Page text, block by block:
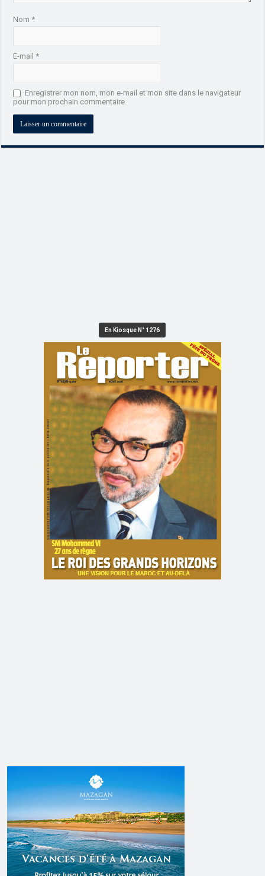
Nom*
E-mail*
Enregistrer mon nom, mon e-mail et mon site dans le navigateur
pour mon prochain commentaire.
En Kiosque N° 1276